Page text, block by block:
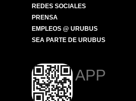
REDES SOCIALES
PRENSA
EMPLEOS @ URUBUS
SEA PARTE DE URUBUS
APP